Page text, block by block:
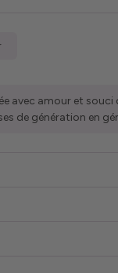
avec amour et
de génération en